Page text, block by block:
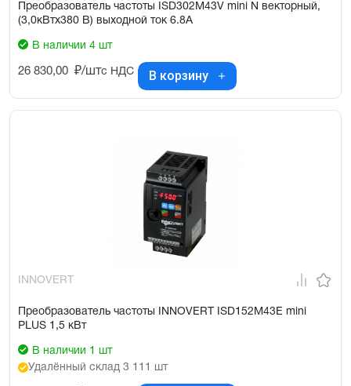
Преобразователь частоты ISD302M43V mini N векторный,
(3,0кВтx380 В) выходной ток 6.8А
В наличии 4 шт
26 830,00 ₽/штс НДС В корзину
INNOVERT
Преобразователь частоты INNOVERT ISD152M43E mini
PLUS 1,5 кВт
В наличии 1 шт
Удалённый склад 3 111 шт